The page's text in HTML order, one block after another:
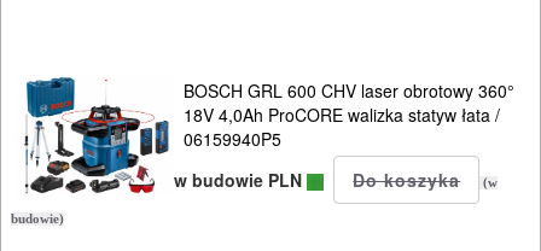
BOSCH GRL 600 CHV laser obrotowy 360°
18V 4,0Ah ProCORE walizka statyw łata /
06159940P5
w budowie PLN
(w
budowie)